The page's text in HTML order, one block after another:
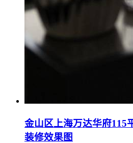
金山区上海万达华府115
装修效果图